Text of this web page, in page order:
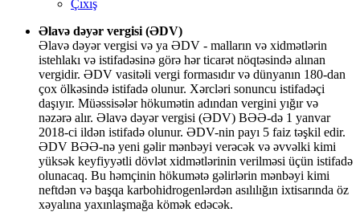
Çıxış
Əlavə dəyər vergisi (ƏDV)
Əlavə dəyər vergisi və ya ƏDV - malların və xidmətlərin
istehlakı və istifadəsinə görə hər ticarət nöqtəsində alınan
vergidir. ƏDV vasitəli vergi formasıdır və dünyanın 180-dan
çox ölkəsində istifadə olunur. Xərcləri sonuncu istifadəçi
daşıyır. Müəssisələr hökumətin adından vergini yığır və
nəzərə alır. Əlavə dəyər vergisi (ƏDV) BƏƏ-də 1 yanvar
2018-ci ildən istifadə olunur. ƏDV-nin payı 5 faiz təşkil edir.
ƏDV BƏƏ-nə yeni gəlir mənbəyi verəcək və əvvəlki kimi
yüksək keyfiyyətli dövlət xidmətlərinin verilməsi üçün istifadə
olunacaq. Bu həmçinin hökumətə gəlirlərin mənbəyi kimi
neftdən və başqa karbohidrogenlərdən asılılığın ixtisarında öz
xəyalına yaxınlaşmağa kömək edəcək.